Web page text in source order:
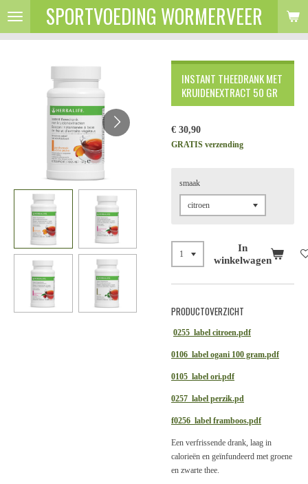
Ga
naar
hoofdinhoud
SPORTVOEDING WORMERVEER
INSTANT THEEDRANK MET
KRUIDENEXTRACT 50 GR
€ 30,90
GRATIS verzending
smaak
In
winkelwagen
PRODUCTOVERZICHT
0255_label citroen.pdf
0106_label ogani 100 gram.pdf
0105_label ori.pdf
0257_label perzik.pd
f0256_label framboos.pdf
Een verfrissende drank, laag in
calorieën en geïnfundeerd met groene
en zwarte thee.